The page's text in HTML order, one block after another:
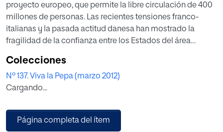
proyecto europeo, que permite la libre circulación de 400
millones de personas. Las recientes tensiones franco-
italianas y la pasada actitud danesa han mostrado la
fragilidad de la confianza entre los Estados del área
Comisión Europea pretenden abordar el problema,
centralizando ciertas decisiones en relación con las
fronteras estatales, lo que no contribuye a resolver el
Colecciones
Nº 137. Viva la Pepa (marzo 2012)
Cargando...
Página completa del ítem